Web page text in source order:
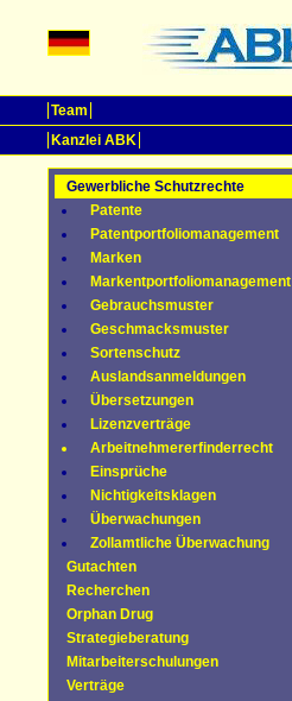
Team
Kanzlei ABK
Gewerbliche Schutzrechte
Patente
Patentportfoliomanagement
Marken
Markentportfoliomanagement
Gebrauchsmuster
Geschmacksmuster
Sortenschutz
Auslandsanmeldungen
Übersetzungen
Lizenzverträge
Arbeitnehmererfinderrecht
Einsprüche
Nichtigkeitsklagen
Überwachungen
Zollamtliche Überwachung
Gutachten
Recherchen
Orphan Drug
Strategieberatung
Mitarbeiterschulungen
Verträge